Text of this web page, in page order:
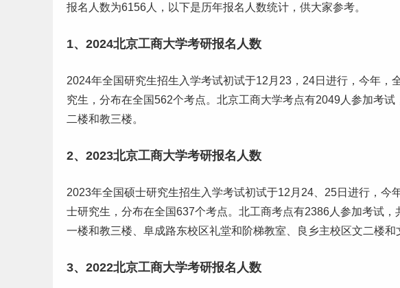
报名人数为6156人，以下是历年报名人数统计，供大家参考。
1、2024北京工商大学考研报名人数
2024年全国研究生招生入学考试初试于12月23，24日进行，今年，
究生，分布在全国562个考点。北京工商大学考点有2049人参加考
二楼和教三楼。
2、2023北京工商大学考研报名人数
2023年全国硕士研究生招生入学考试初试于12月24、25日进行，今
士研究生，分布在全国637个考点。北工商考点有2386人参加考试
一楼和教三楼、阜成路东校区礼堂和阶梯教室、良乡主校区文二楼和
3、2022北京工商大学考研报名人数